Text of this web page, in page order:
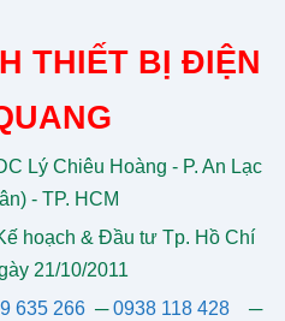
THIẾT BỊ ĐIỆN
Lý Chiêu Hoàng - P. An Lạc
- TP. HCM
hoạch & Đầu tư Tp. Hồ Chí
21/10/2011
635 266─0938 118 428─